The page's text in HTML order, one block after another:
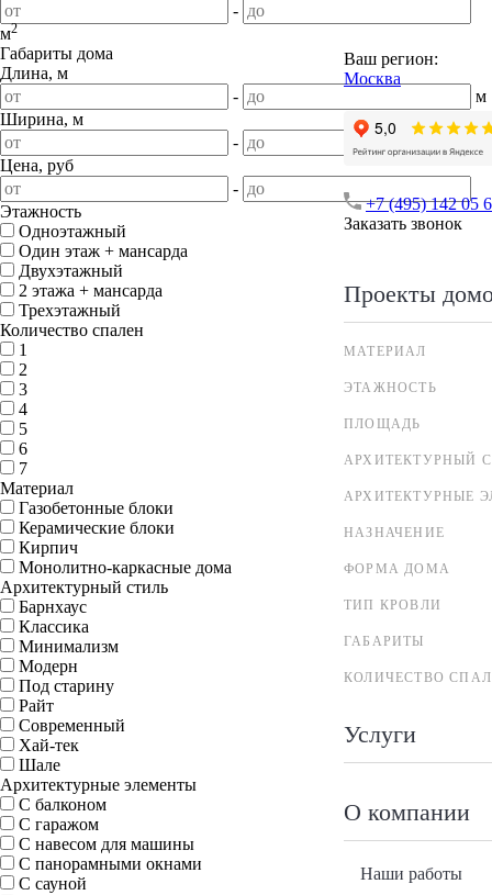
Ваш регион:
Москва
+7 (495) 142 05
Заказать звонок
Проекты
МАТЕРИАЛ
ЭТАЖНОСТЬ
ПЛОЩАДЬ
АРХИТЕКТУРНЫЙ
АРХИТЕКТУРНЫЕ
НАЗНАЧЕНИЕ
ФОРМА ДОМА
ТИП КРОВЛИ
ГАБАРИТЫ
КОЛИЧЕСТВО
Услуги
О компании
Наши работы
-
м2
Габариты дома
Длина, м
-
м
Ширина, м
-
Цена, руб
-
Этажность
Одноэтажный
Один этаж + мансарда
Двухэтажный
2 этажа + мансарда
Трехэтажный
Количество спален
1
2
3
4
5
6
7
Материал
Газобетонные блоки
Керамические блоки
Кирпич
Монолитно-каркасные дома
Архитектурный стиль
Барнхаус
Классика
Минимализм
Модерн
Под старину
Райт
Современный
Хай-тек
Шале
Архитектурные элементы
С балконом
С гаражом
С навесом для машины
С панорамными окнами
С сауной